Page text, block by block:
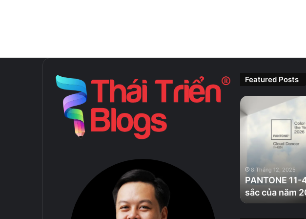
Featured Posts
PANTONE
11-
Màu
của
năm
2026
8 Tháng 12, 2025
PANTONE
sắc của năm